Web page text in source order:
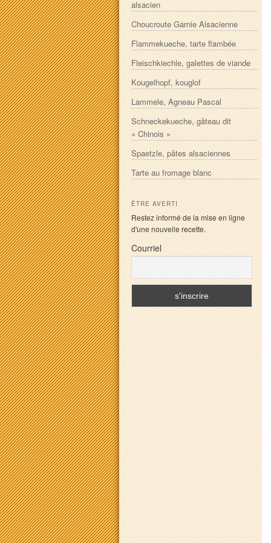
alsacien
Choucroute Garnie Alsacienne
Flammekueche, tarte flambée
Fleischkiechle, galettes de viande
Kougelhopf, kouglof
Lammele, Agneau Pascal
Schneckekueche, gâteau dit
« Chinois »
Spaetzle, pâtes alsaciennes
Tarte au fromage blanc
ÊTRE AVERTI
Restez informé de la mise en ligne
d'une nouvelle recette.
Courriel